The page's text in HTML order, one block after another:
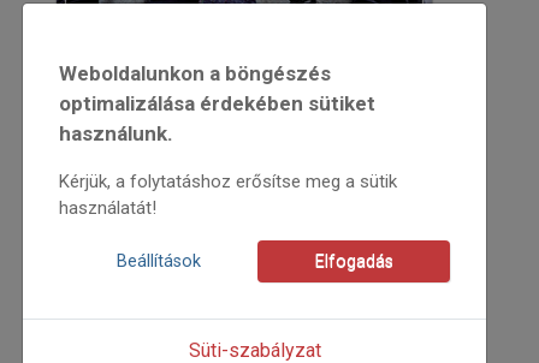
2026/2
Weboldalunkon a böngészés
optimalizálása érdekében sütiket
használunk.
Kérjük, a folytatáshoz erősítse meg a sütik
használatát!
Beállítások Elfogadás
Süti-szabályzat